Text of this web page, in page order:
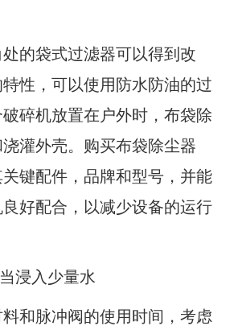
的袋式过滤器可以得到改
性，可以使用防水防油的过
碎机放置在户外时，布袋除
灌外壳。购买布袋除尘器
键配件，品牌和型号，并能
好配合，以减少设备的运行
浸入少量水
和脉冲阀的使用时间，考虑